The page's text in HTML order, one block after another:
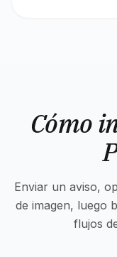
Cómo
Enviar un aviso,
de imagen, luego
flujos